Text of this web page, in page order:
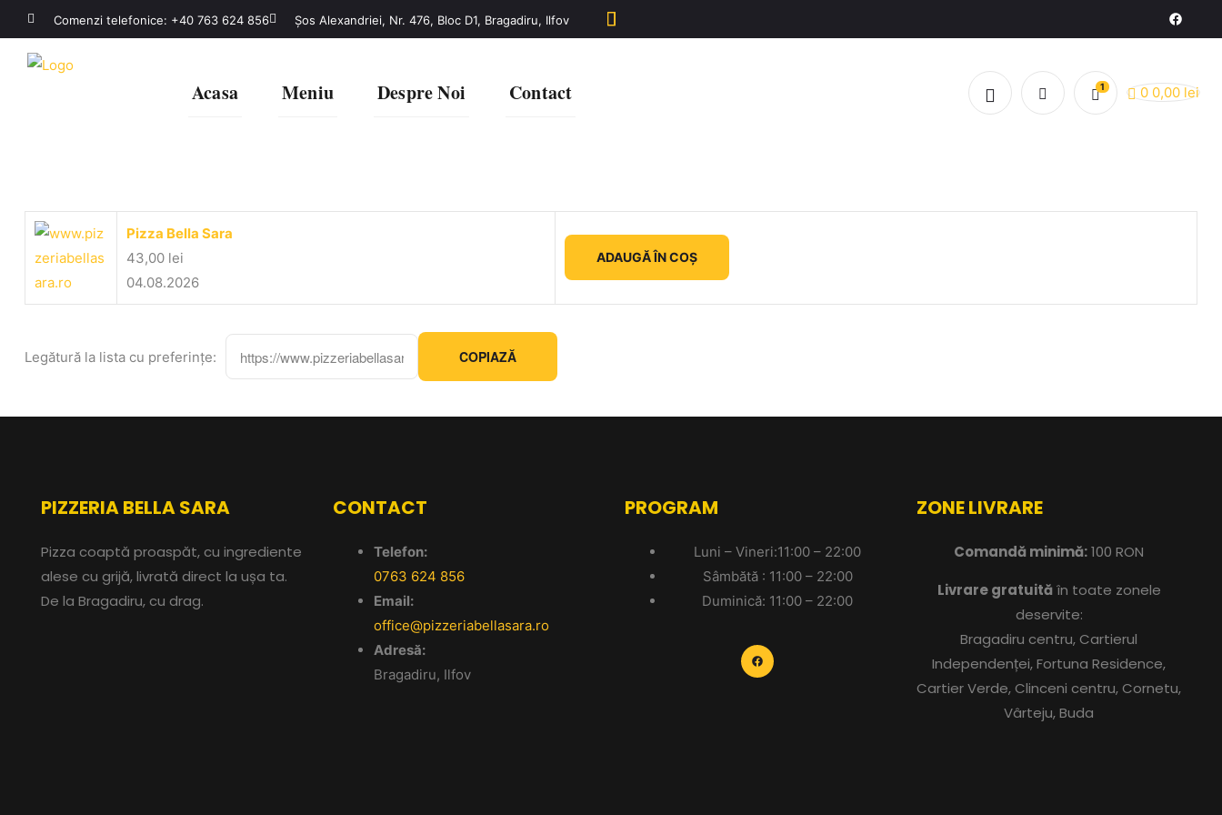
Comenzi telefonice: +40 763 624 856 Șos Alexandriei, Nr. 476, Bloc D1, Bragadiru, Ilfov
Acasa Meniu Despre Noi Contact 1 0 0,00 lei
Pizza Bella Sara
43,00 lei
04.08.2026
ADAUGĂ ÎN COȘ
Legătură la lista cu preferințe: COPIAZĂ
PIZZERIA BELLA SARA
Pizza coaptă proaspăt, cu ingrediente
alese cu grijă, livrată direct la ușa ta.
De la Bragadiru, cu drag.
CONTACT
Telefon:
0763 624 856
Email:
office@pizzeriabellasara.ro
Adresă:
Bragadiru, Ilfov
PROGRAM
Luni – Vineri:11:00 – 22:00
Sâmbătă : 11:00 – 22:00
Duminică: 11:00 – 22:00
ZONE LIVRARE
Comandă minimă:100 RON
Livrare gratuităîn toate zonele
deservite:
Bragadiru centru, Cartierul
Independenței, Fortuna Residence,
Cartier Verde, Clinceni centru, Cornetu,
Vârteju, Buda